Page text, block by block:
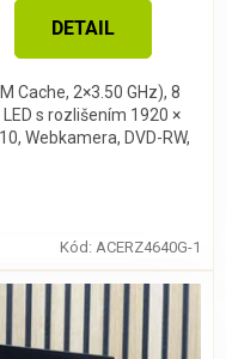
DETAIL
Cache, 2×3.50 GHz), 8
LED s rozlišením 1920 ×
Webkamera, DVD-RW,
Kód: ACERZ4640G-1